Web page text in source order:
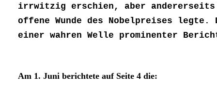
irrwitzig erschien, aber
offene Wunde des Nobelpreises
einer wahren Welle prominenter
Am 1. Juni berichtete auf Seite 4 die: